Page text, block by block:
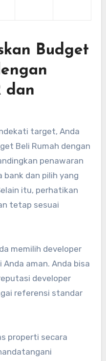
Budget
dan
target, Anda
Beli Rumah dengan
penawaran
bank dan pilih yang
itu, perhatikan
tetap sesuai
memilih developer
aman. Anda bisa
developer
referensi standar
properti secara